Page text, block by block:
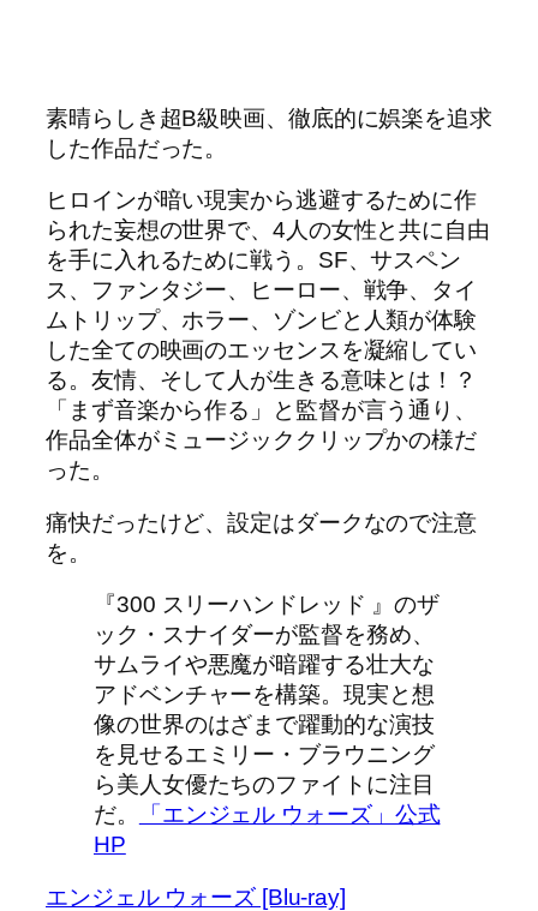
素晴らしき超B級映画、徹底的に娯楽を追求
した作品だった。
ヒロインが暗い現実から逃避するために作
られた妄想の世界で、4人の女性と共に自由
を手に入れるために戦う。SF、サスペン
ス、ファンタジー、ヒーロー、戦争、タイ
ムトリップ、ホラー、ゾンビと人類が体験
した全ての映画のエッセンスを凝縮してい
る。友情、そして人が生きる意味とは！？
「まず音楽から作る」と監督が言う通り、
作品全体がミュージッククリップかの様だ
った。
痛快だったけど、設定はダークなので注意
を。
『300 スリーハンドレッド 』のザ
ック・スナイダーが監督を務め、
サムライや悪魔が暗躍する壮大な
アドベンチャーを構築。現実と想
像の世界のはざまで躍動的な演技
を見せるエミリー・ブラウニング
ら美­人女優たちのファイトに注目
だ。
「エンジェル ウォーズ」公式
HP
エンジェル ウォーズ [Blu-ray]